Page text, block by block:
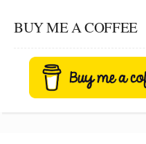
BUY ME A COFFEE